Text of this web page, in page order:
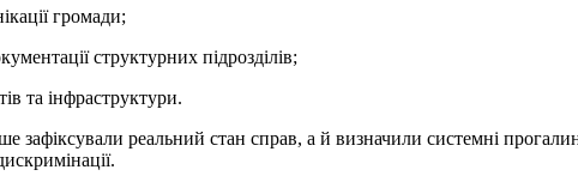
громади;
структурних підрозділів;
та інфраструктури.
зафіксували реальний стан справ, а й визначили системні